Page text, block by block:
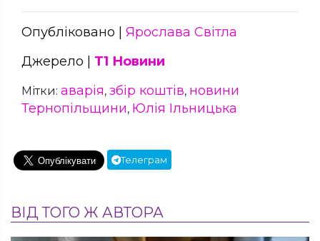
Опубліковано | Ярослава Світла
Джерело | Т1 Новини
Мітки: аварія, збір коштів, новини
Тернопільщини, Юлія Ільницька
Телеграм
ВІД ТОГО Ж АВТОРА